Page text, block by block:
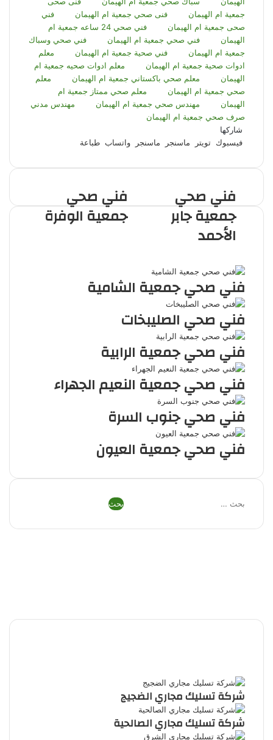
جمعية ام الهيمان
فنى صحي جمعية ام الهيمان
فني
صحى جمعية ام الهيمان
فني صحي 24 ساعه جمعية ام
الهيمان
فني صحي جمعية ام الهيمان
فني صحي وسباك
جمعية ام الهيمان
فني صحية جمعية ام الهيمان
معلم
ادوات صحية جمعية ام الهيمان
معلم ادوات صحيه جمعية ام
الهيمان
معلم صحي باكستاني جمعية ام الهيمان
معلم
صحي جمعية ام الهيمان
معلم صحي ممتاز جمعية ام
الهيمان
مهندس صحي جمعية ام الهيمان
مهندس مدني
صرف صحي جمعية ام الهيمان
شاركها
فيسبوك تويتر ماسنجر ماسنجر واتساب طباعة
فني صحي
جمعية الوفرة
فني صحي
جمعية جابر
الأحمد
فني صحي جمعية الشامية
فني صحي الصليبخات
فني صحي جمعية الرابية
فني صحي جمعية النعيم الجهراء
فني صحي جنوب السرة
فني صحي جمعية العيون
البحث
شركة تسليك مجاري الضجيج
شركة تسليك مجاري الصالحية